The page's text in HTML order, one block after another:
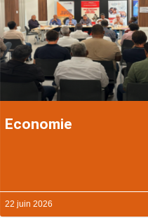
Economie
22 juin 2026